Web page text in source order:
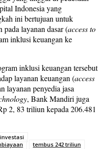
Indonesia yang
ini bertujuan untuk
pada layanan dasar (access to
inklusi keuangan ke
inklusi keuangan tersebut
layanan keuangan (access
layanan penyedia jasa
, Bank Mandiri juga
2, 83 triliun kepada 206.481
investasi
tembus 242 triliun